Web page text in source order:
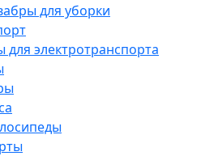
для уборки
для электротранспорта